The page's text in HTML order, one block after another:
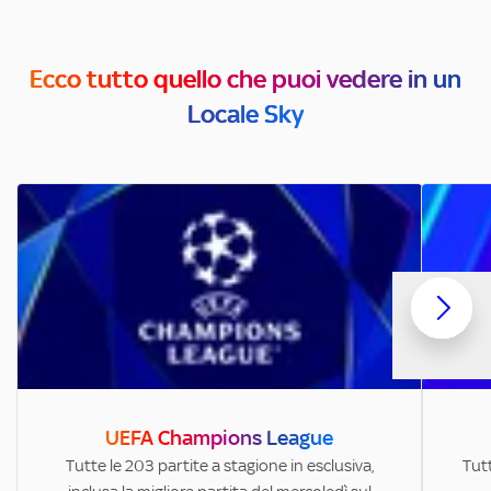
Ecco tutto quello che puoi vedere in un
Locale Sky
UEFA Champions League
Tutte le 203 partite a stagione in esclusiva,